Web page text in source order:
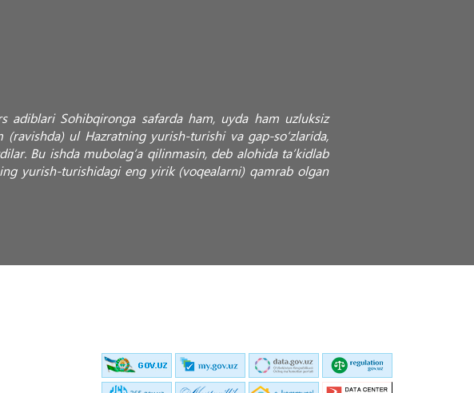
adiblari Sohibqironga safarda ham, uyda ham uzluksiz
ul Hazratning yurish-turishi va gap-so‘zlarida,
Bu ishda mubolag‘a qilinmasin, deb alohida ta’kidlab
yurish-turishidagi eng yirik (voqealarni) qamrab olgan